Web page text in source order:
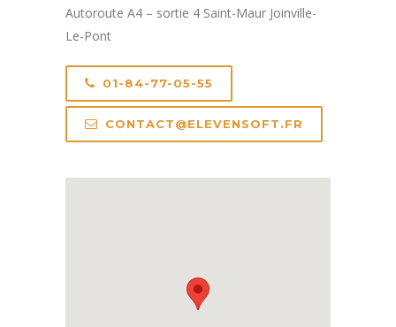
Autoroute A4 – sortie 4 Saint-Maur Joinville-
Le-Pont
01-84-77-05-55
CONTACT@ELEVENSOFT.FR